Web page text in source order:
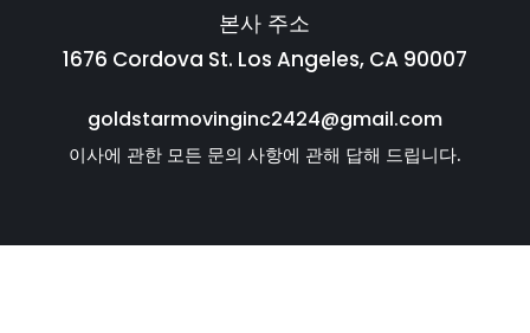
본사 주소
1676 Cordova St. Los Angeles, CA 90007
goldstarmovinginc2424@gmail.com
이사에 관한 모든 문의 사항에 관해 답해 드립니다.